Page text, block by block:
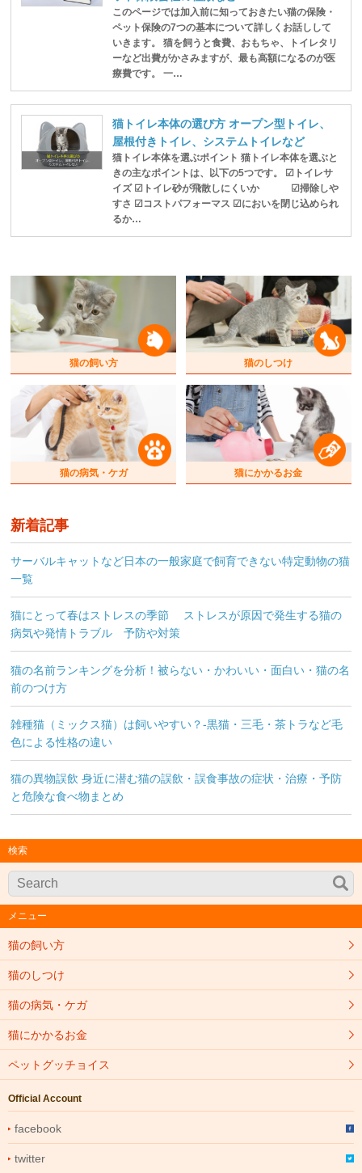
このページでは加入前に知っておきたい猫の保険・
ペット保険の7つの基本について詳しくお話しして
いきます。 猫を飼うと食費、おもちゃ、トイレタリ
ーなど出費がかさみますが、最も高額になるのが医
療費です。 一…
猫トイレ本体の選び方 オープン型トイレ、
屋根付きトイレ、システムトイレなど
猫トイレ本体を選ぶポイント 猫トイレ本体を選ぶと
きの主なポイントは、以下の5つです。 ☑トイレサ
イズ ☑トイレ砂が飛散しにくいか ☑掃除しや
すさ ☑コストパフォーマス ☑においを閉じ込められ
るか…
猫の飼い方 猫のしつけ
猫の病気・ケガ 猫にかかるお金
新着記事
サーバルキャットなど日本の一般家庭で飼育できない特定動物の猫
一覧
猫にとって春はストレスの季節 ストレスが原因で発生する猫の
病気や発情トラブル 予防や対策
猫の名前ランキングを分析！被らない・かわいい・面白い・猫の名
前のつけ方
雑種猫（ミックス猫）は飼いやすい？-黒猫・三毛・茶トラなど毛
色による性格の違い
猫の異物誤飲 身近に潜む猫の誤飲・誤食事故の症状・治療・予防
と危険な食べ物まとめ
検索
メニュー
猫の飼い方
猫のしつけ
猫の病気・ケガ
猫にかかるお金
ペットグッチョイス
Official Account
facebook
twitter